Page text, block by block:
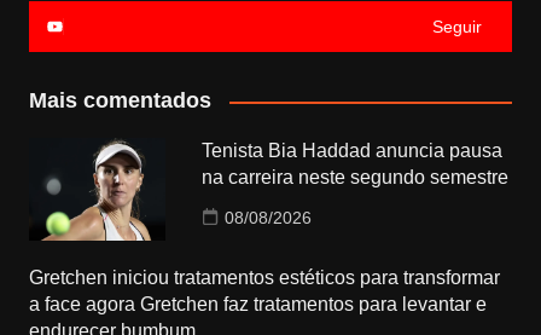
Seguir
Mais comentados
Tenista Bia Haddad anuncia pausa
na carreira neste segundo semestre
08/08/2026
Gretchen iniciou tratamentos estéticos para transformar
a face agora Gretchen faz tratamentos para levantar e